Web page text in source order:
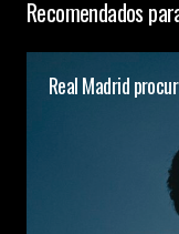
Recomendados
Real Madrid